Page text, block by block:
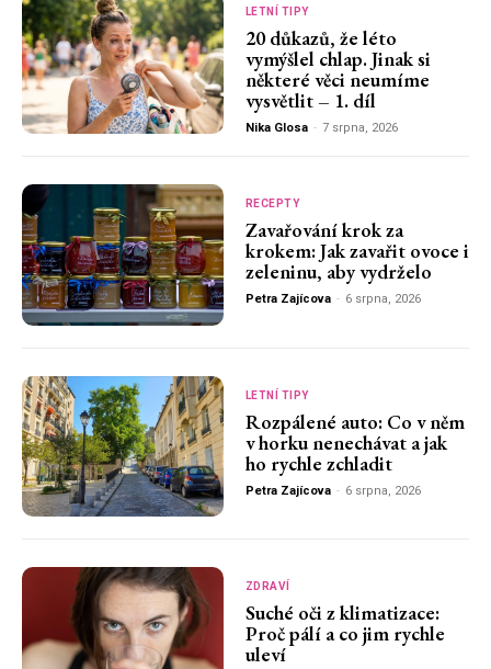
LETNÍ TIPY
20 důkazů, že léto
vymýšlel chlap. Jinak si
některé věci neumíme
vysvětlit – 1. díl
Nika Glosa - 7 srpna, 2026
RECEPTY
Zavařování krok za
krokem: Jak zavařit ovoce i
zeleninu, aby vydrželo
Petra Zajícova - 6 srpna, 2026
LETNÍ TIPY
Rozpálené auto: Co v něm
v horku nenechávat a jak
ho rychle zchladit
Petra Zajícova - 6 srpna, 2026
ZDRAVÍ
Suché oči z klimatizace:
Proč pálí a co jim rychle
uleví